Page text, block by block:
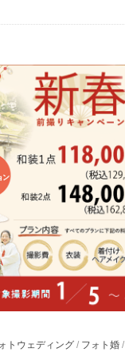
トウェディング / フォト婚 /